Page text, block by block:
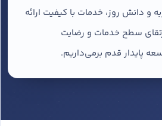
و دانش روز، خدمات با کیفیت ارائه
سطح خدمات و رضایت
پایدار قدم برمی‌داریم.